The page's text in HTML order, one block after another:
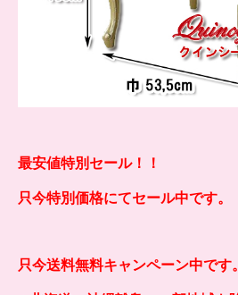
最安値特別セール！！
只今特別価格にてセール中です。
只今送料無料キャンペーン中です。